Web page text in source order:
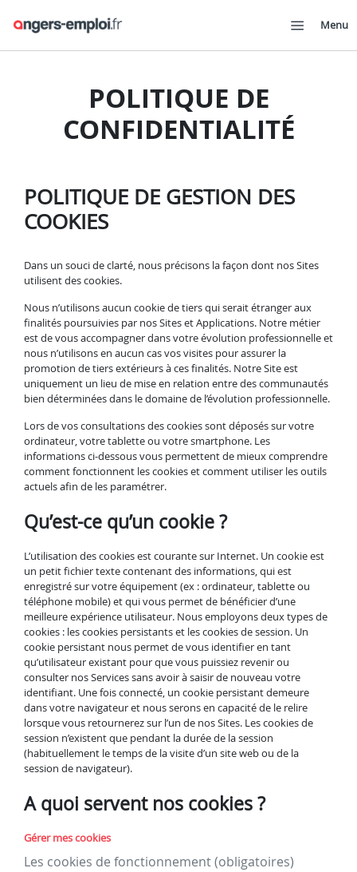
Menu
POLITIQUE DE
CONFIDENTIALITÉ
POLITIQUE DE GESTION DES
COOKIES
Dans un souci de clarté, nous précisons la façon dont nos Sites
utilisent des cookies.
Nous n’utilisons aucun cookie de tiers qui serait étranger aux
finalités poursuivies par nos Sites et Applications. Notre métier
est de vous accompagner dans votre évolution professionnelle et
nous n’utilisons en aucun cas vos visites pour assurer la
promotion de tiers extérieurs à ces finalités. Notre Site est
uniquement un lieu de mise en relation entre des communautés
bien déterminées dans le domaine de l’évolution professionnelle.
Lors de vos consultations des cookies sont déposés sur votre
ordinateur, votre tablette ou votre smartphone. Les
informations ci-dessous vous permettent de mieux comprendre
comment fonctionnent les cookies et comment utiliser les outils
actuels afin de les paramétrer.
Qu’est-ce qu’un cookie ?
L’utilisation des cookies est courante sur Internet. Un cookie est
un petit fichier texte contenant des informations, qui est
enregistré sur votre équipement (ex : ordinateur, tablette ou
téléphone mobile) et qui vous permet de bénéficier d’une
meilleure expérience utilisateur. Nous employons deux types de
cookies : les cookies persistants et les cookies de session. Un
cookie persistant nous permet de vous identifier en tant
qu’utilisateur existant pour que vous puissiez revenir ou
consulter nos Services sans avoir à saisir de nouveau votre
identifiant. Une fois connecté, un cookie persistant demeure
dans votre navigateur et nous serons en capacité de le relire
lorsque vous retournerez sur l’un de nos Sites. Les cookies de
session n’existent que pendant la durée de la session
(habituellement le temps de la visite d’un site web ou de la
session de navigateur).
A quoi servent nos cookies ?
Gérer mes cookies
Les cookies de fonctionnement (obligatoires)